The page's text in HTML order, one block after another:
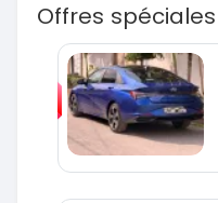
Offres spéciales